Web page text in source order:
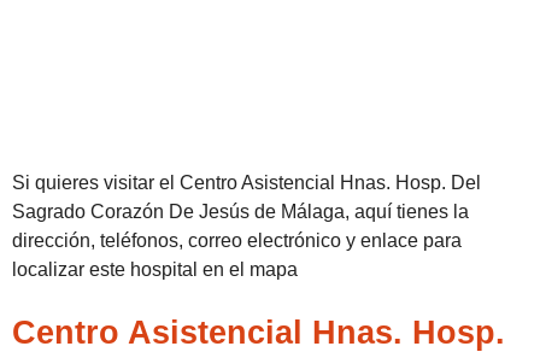
Si quieres visitar el Centro Asistencial Hnas. Hosp. Del
Sagrado Corazón De Jesús de Málaga, aquí tienes la
dirección, teléfonos, correo electrónico y enlace para
localizar este hospital en el mapa
Centro Asistencial Hnas. Hosp.